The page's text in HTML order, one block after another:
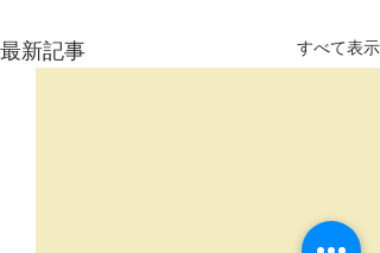
最新記事 すべて表示